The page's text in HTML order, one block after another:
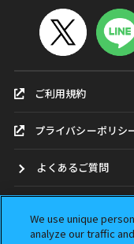
ご利用規約
プライバシーポリシ
よくあるご質問
We use unique
analyze our traffic